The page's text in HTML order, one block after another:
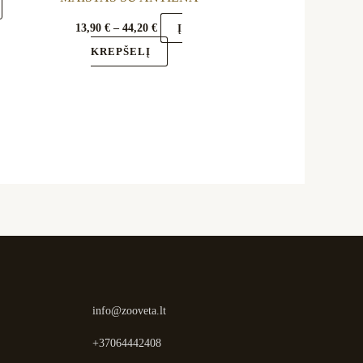
13,90€ – 44,20€
Į
KREPŠELĮ
info@zooveta.lt
+37064442408